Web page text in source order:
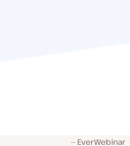
EverWebinar